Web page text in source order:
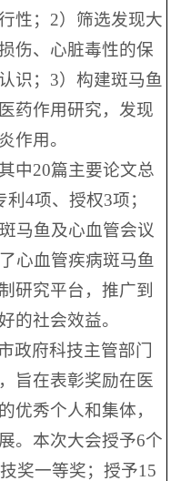
性；2）筛选发现大
伤、心脏毒性的保
识；3）构建斑马鱼
药作用研究，发现
作用。
中20篇主要论文总
4项、授权3项；
马鱼及心血管会议
心血管疾病斑马鱼
研究平台，推广到
的社会效益。
政府科技主管部门
旨在表彰奖励在医
优秀个人和集体，
。本次大会授予6个
奖一等奖；授予15